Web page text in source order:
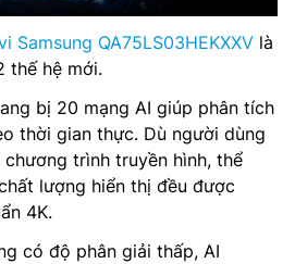
Samsung QA75LS03HEKXXV là
thế hệ mới.
bị 20 mạng AI giúp phân tích
thời gian thực. Dù người dùng
trình truyền hình, thể
lượng hiển thị đều được
4K.
có độ phân giải thấp, AI